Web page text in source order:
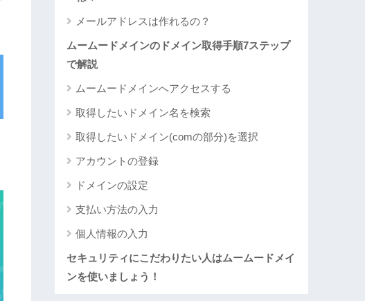
メールアドレスは作れるの？
ムームードメインのドメイン取得手順7ステップ
で解説
ムームードメインへアクセスする
取得したいドメイン名を検索
取得したいドメイン(comの部分)を選択
アカウントの登録
ドメインの設定
支払い方法の入力
個人情報の入力
セキュリティにこだわりたい人はムームードメイ
ンを使いましょう！